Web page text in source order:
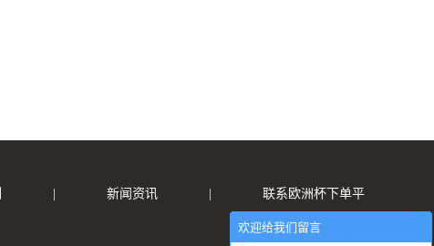
新闻资讯 联系欧洲杯下单平
欢迎给我们留言